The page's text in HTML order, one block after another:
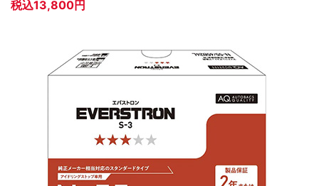
税込13,800円